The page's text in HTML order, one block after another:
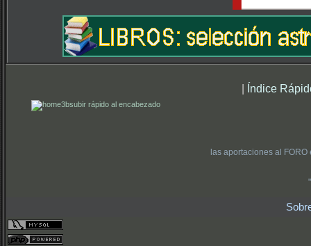
| Índice
subir rápido al encabezado
las aportaciones al